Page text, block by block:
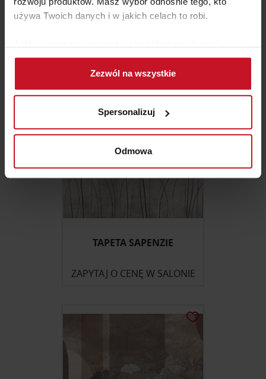
używa Twoich danych i w jakich celach to robi.
Gromadzić dane dotyczące Twojej lokalizacji
geograficznej z dokładnością nawet do kilku metrów
Identyfikować Twoje urządzenie, aktywnie
(fingerprinting, czyli wirtualny odcisk palca)
Dowiedz się więcej odnośnie tego, jak Twoje osobiste
dane są przetwarzane oraz ustaw własne preferencje w
zmienić lub wycofać swoją zgodę w dowolnej chwili.
Wykorzystujemy pliki cookie do spersonalizowania treści
i reklam, aby oferować funkcje społecznościowe i
korzystasz z naszej witryny, udostępniamy partnerom
Partnerzy mogą połączyć te informacje z innymi danymi
Zezwól na wszystkie
Spersonalizuj
Odmowa
TAPETA GUAJARA
ZAPYTAJ O CENĘ W SALONIE
TAPETA SAPENZIE
ZAPYTAJ O CENĘ W SALONIE